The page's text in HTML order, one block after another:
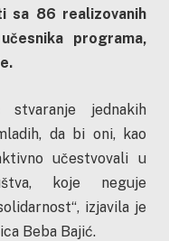
sa 86 realizovanih
programa,
jednakih
da bi oni, kao
učestvovali u
koje neguje
izjavila je
Beba Bajić.